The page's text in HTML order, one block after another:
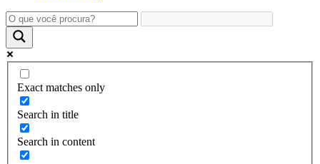
Exact matches only
Search in title
Search in content